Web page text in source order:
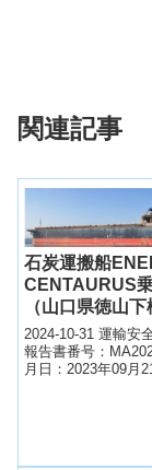
関連記事
石炭運搬船
CENTAURUS
（山口県徳山
下松地区K-1桟
月21日発生）
2024-10-31 運輸安
報告書番号：
月日：2023年09月